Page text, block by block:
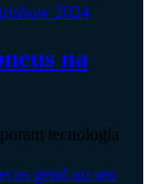
na
tecnologia